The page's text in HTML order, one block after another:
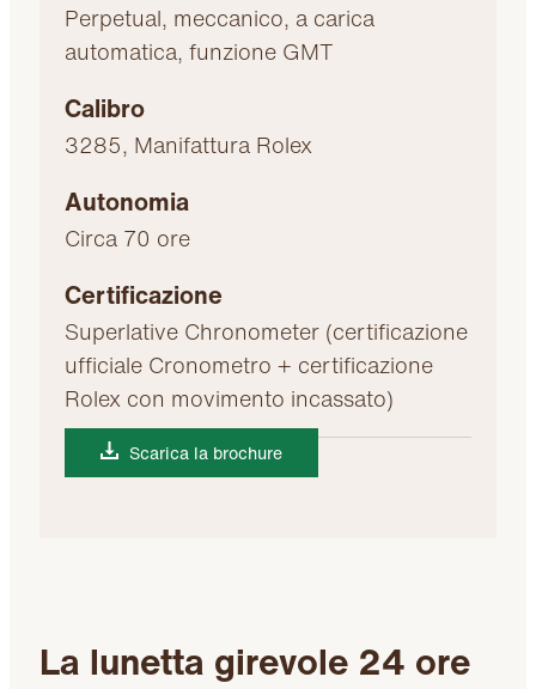
Perpetual, meccanico, a carica
automatica, funzione GMT
Calibro
3285, Manifattura Rolex
Autonomia
Circa 70 ore
Certificazione
Superlative Chronometer (certificazione
ufficiale Cronometro + certificazione
Rolex con movimento incassato)
Scarica la brochure
La lunetta girevole 24 ore